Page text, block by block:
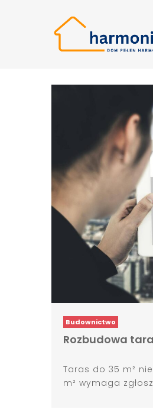
Budownictwo
Rozbudowa
Taras do 35 m²
m² wymaga